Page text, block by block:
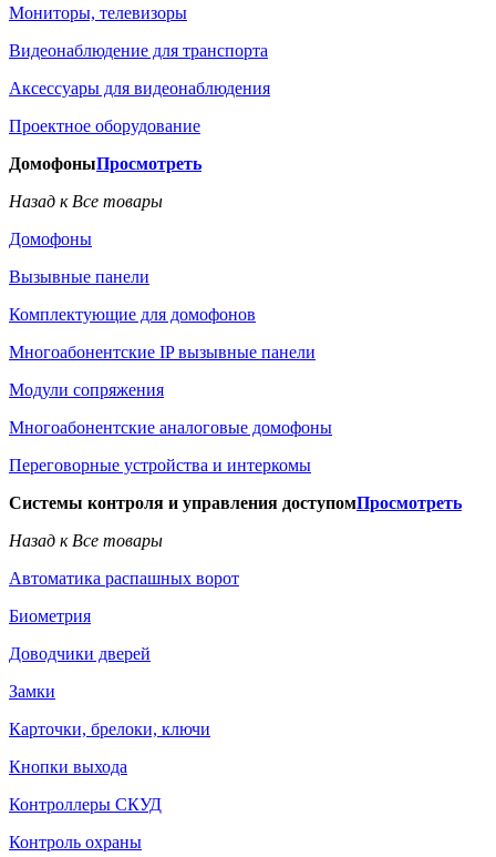
Мониторы, телевизоры
Видеонаблюдение для транспорта
Аксессуары для видеонаблюдения
Проектное оборудование
ДомофоныПросмотреть
Назад к Все товары
Домофоны
Вызывные панели
Комплектующие для домофонов
Многоабонентские IP вызывные панели
Модули сопряжения
Многоабонентские аналоговые домофоны
Переговорные устройства и интеркомы
Системы контроля и управления доступомПросмотреть
Назад к Все товары
Автоматика распашных ворот
Биометрия
Доводчики дверей
Замки
Карточки, брелоки, ключи
Кнопки выхода
Контроллеры СКУД
Контроль охраны